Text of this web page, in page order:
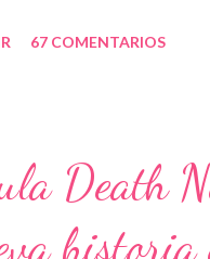
y el segundo
(emitido 22 de
67 COMENTARIOS
Death
historia